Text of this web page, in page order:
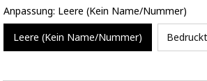
Anpassung: Leere (Kein Name/Nummer)
Leere (Kein Name/Nummer) Bedruckt